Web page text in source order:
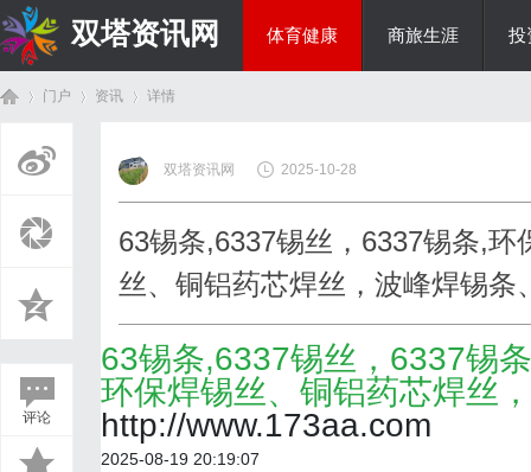
双塔资讯网 体育健康 商旅生涯 投
门户 资讯
›
详情
评论
双塔资讯网 2025-10-28
63锡条,6337锡丝，6337锡条,
丝、铜铝药芯焊丝，波峰焊锡条
63锡条,6337锡丝，6337锡
环保焊锡丝、铜铝药芯焊丝
http://www.173aa.com
2025-08-19 20:19:07